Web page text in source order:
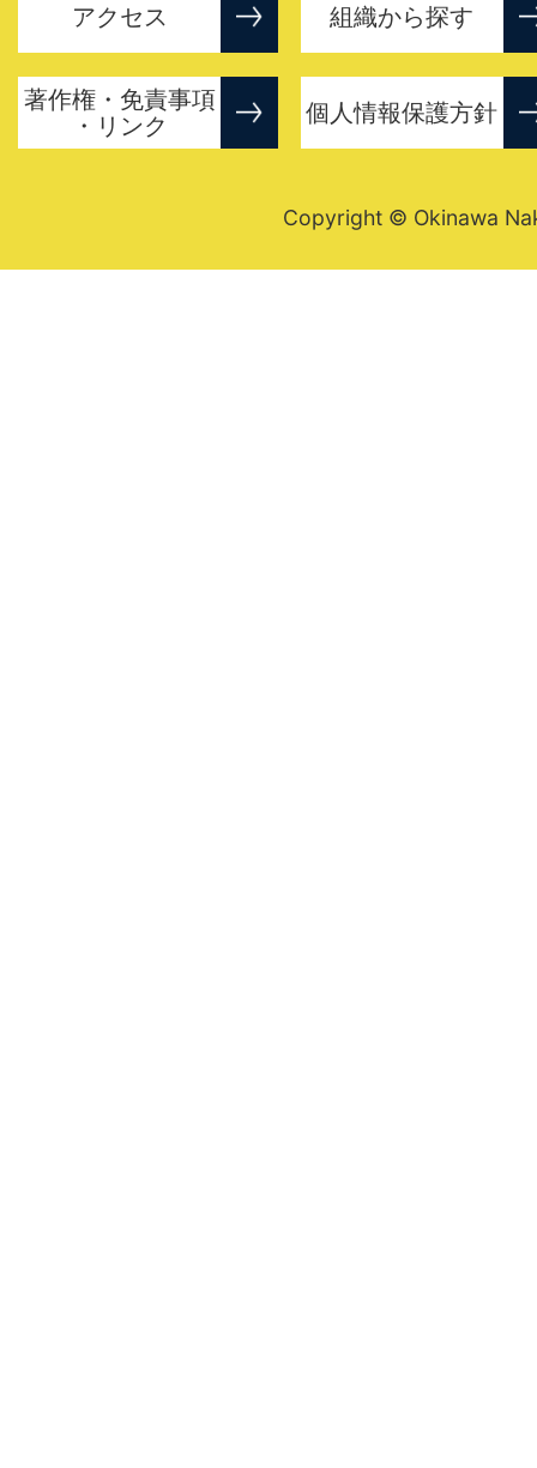
アクセス 組織から探す
著作権・免責事項
・リンク
個人情報保護方針
Copyright © Okinawa